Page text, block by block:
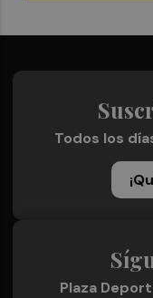
Todos los
Plaza